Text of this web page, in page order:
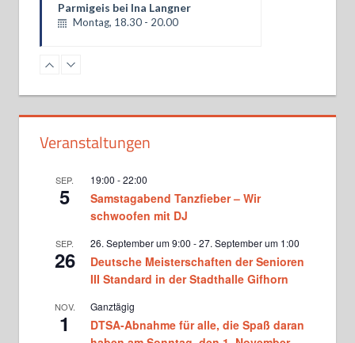
Hobbytanz bei Lajos Nagy
Montag, 18.30 - 20.00
Turniergruppe Basics bei Martina
Dienstag, 18.30 - 20.00
Standardformation bei Martina
und Matthias Donners
Standard Jugendtraining bei
Victoria Ghadiri und Vlad
Mittwoch, 17.15 - 18.45
Turniertraining Standard 1 bei
Michael Wenger sowie Vicky
Mittwoch, 19.00 - 20.30
Turniertraining Standard 2 bei
Michael Wenger sowie Vicky
Veranstaltungen
SEP.
5
19:00 -22:00
Samstagabend Tanzfieber – Wir
schwoofen mit DJ
SEP.
26
26. September um 9:00 -27. September um 1:00
Deutsche Meisterschaften der Senioren
III Standard in der Stadthalle Gifhorn
NOV.
1
Ganztägig
DTSA-Abnahme für alle, die Spaß daran